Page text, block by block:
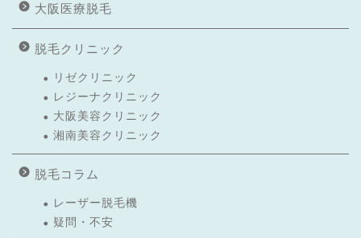
大阪医療脱毛
脱毛クリニック
リゼクリニック
レジーナクリニック
大阪美容クリニック
湘南美容クリニック
脱毛コラム
レーザー脱毛機
疑問・不安